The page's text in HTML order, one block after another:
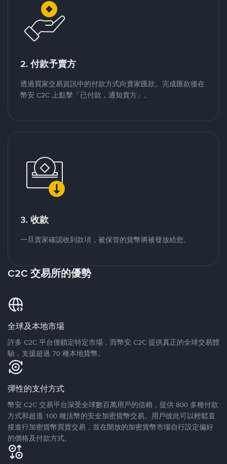
2. 付款予賣方
透過買家交易資訊中的付款方式向賣家匯款。完成匯款後在
幣安 C2C 上點擊「已付款，通知賣方」。
3. 收款
一旦賣家確認收到款項，被保管的貨幣將被發放給您。
C2C 交易所的優勢
全球及本地市場
許多 C2C 平台僅鎖定特定市場，而幣安 C2C 提供真正的全球交易體
驗，支援超過 70 種本地貨幣。
彈性的支付方式
幣安 C2C 交易平台深受全球數百萬用戶的信賴，提供 800 多種付款
方式和超過 100 種法幣的安全加密貨幣交易。用戶彼此可以輕鬆直
接進行加密貨幣買賣交易，並在開放的加密貨幣市場自行設定偏好
的價格及付款方式。